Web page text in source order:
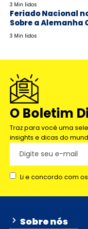
3 Min lidos
Feriado Nacional
Sobre a
3 Min lidos
O Boletim
Traz para você uma
insights e dicas do
Li e concordo com
Sobre nós